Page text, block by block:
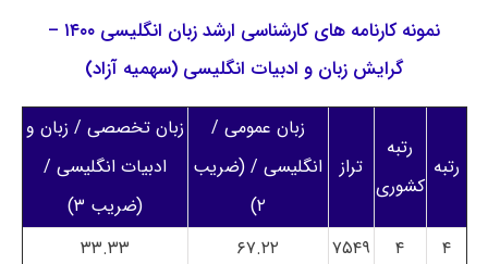
نمونه کارنامه های کارشناسی ارشد زبان انگلیسی ۱۴۰۰ –
گرایش زبان و ادبیات انگلیسی (سهمیه آزاد)
رتبه
رتبه
کشوری
تراز
زبان عمومی /
انگلیسی / (ضریب
۲)
زبان تخصصی / زبان و
ادبیات انگلیسی /
(ضریب ۳)
۴
۴ ۷۵۴۹ ۶۷.۲۲
۳۳.۳۳